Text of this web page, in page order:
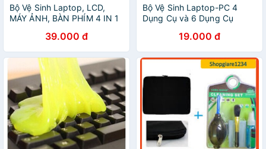
Bộ Vệ Sinh Laptop, LCD,
MÁY ẢNH, BÀN PHÍM 4 IN 1
39.000 đ
Bộ Vệ Sinh Laptop-PC 4
Dụng Cụ và 6 Dụng Cụ
19.000 đ